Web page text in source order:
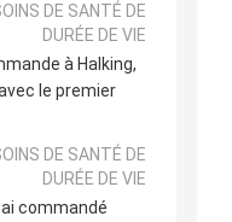
DE SANTÉ DE
DURÉE DE VIE
à Halking,
le premier
DE SANTÉ DE
DURÉE DE VIE
commandé